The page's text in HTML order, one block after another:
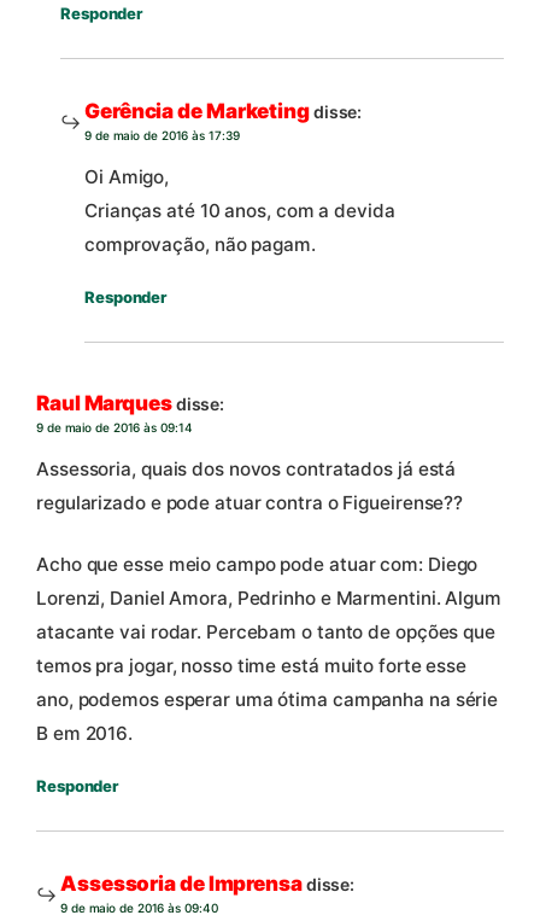
Responder
Gerência de Marketingdisse:
9 de maio de 2016 às 17:39
Oi Amigo,
Crianças até 10 anos, com a devida
comprovação, não pagam.
Responder
Raul Marquesdisse:
9 de maio de 2016 às 09:14
Assessoria, quais dos novos contratados já está
regularizado e pode atuar contra o Figueirense??
Acho que esse meio campo pode atuar com: Diego
Lorenzi, Daniel Amora, Pedrinho e Marmentini. Algum
atacante vai rodar. Percebam o tanto de opções que
temos pra jogar, nosso time está muito forte esse
ano, podemos esperar uma ótima campanha na série
B em 2016.
Responder
Assessoria de Imprensadisse:
9 de maio de 2016 às 09:40